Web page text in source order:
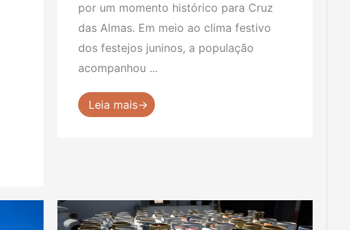
por um momento histórico para Cruz
das Almas. Em meio ao clima festivo
dos festejos juninos, a população
acompanhou ...
Leia mais→